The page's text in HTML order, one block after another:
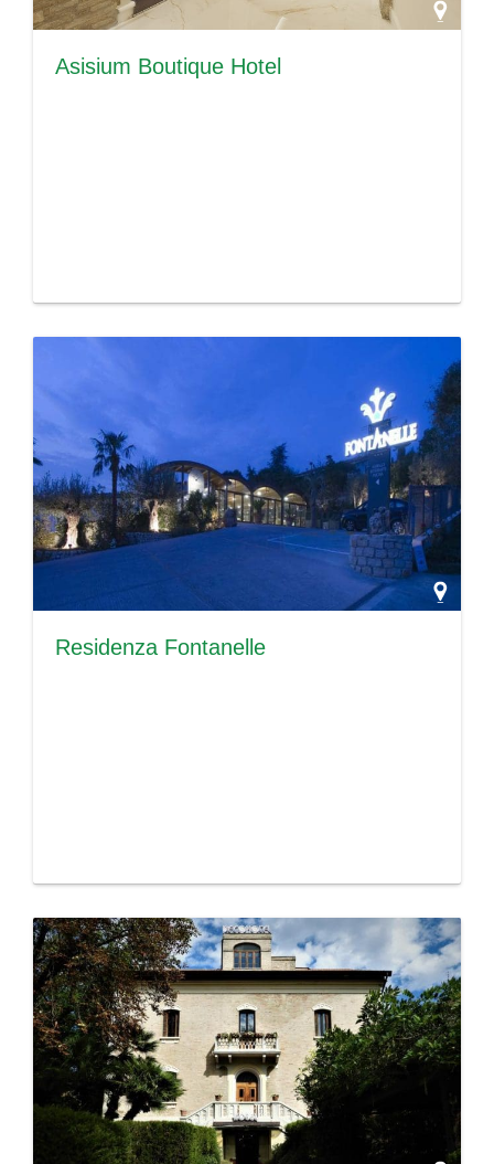
Asisium Boutique Hotel
Residenza Fontanelle